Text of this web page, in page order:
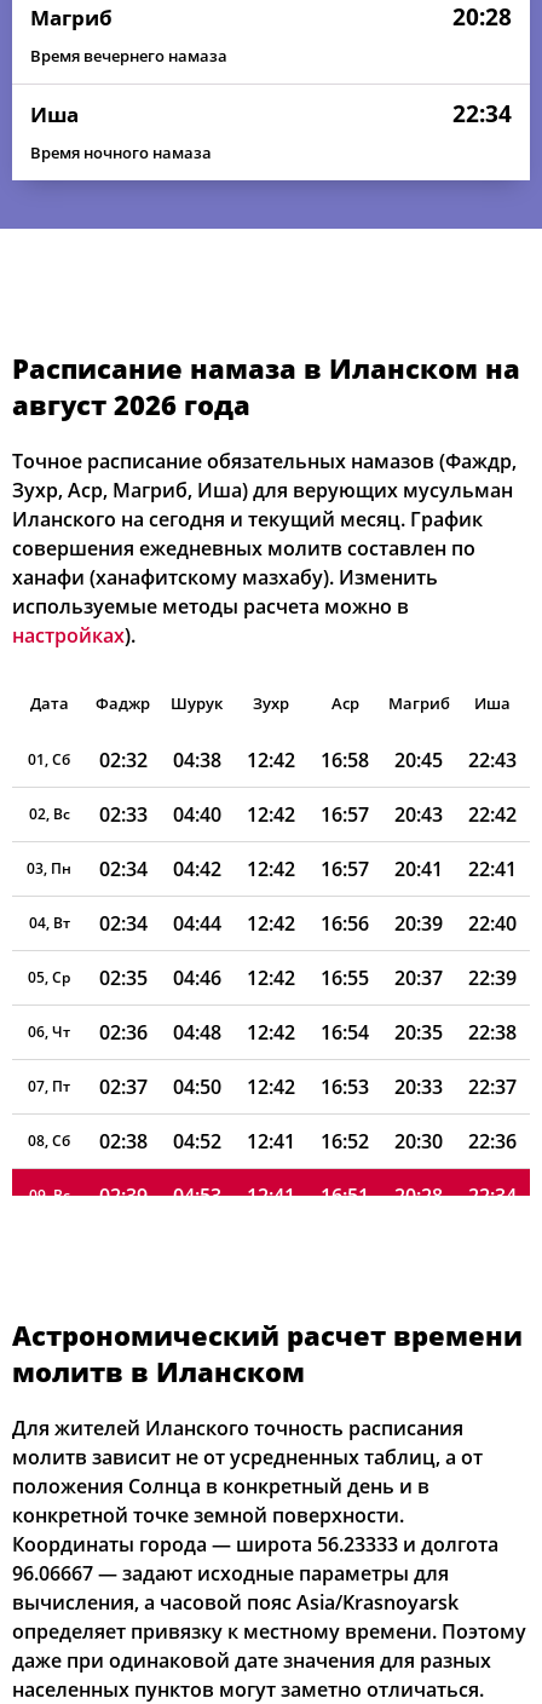
Магриб 20:28
Время вечернего намаза
Иша 22:34
Время ночного намаза
Расписание намаза в Иланском на
август 2026 года
Точное расписание обязательных намазов (Фаждр,
Зухр, Аср, Магриб, Иша) для верующих мусульман
Иланского на сегодня и текущий месяц. График
совершения ежедневных молитв составлен по
ханафи (ханафитскому мазхабу). Изменить
используемые методы расчета можно в
настройках).
Дата Фаджр Шурук Зухр Аср Магриб Иша
01, Сб 02:32 04:38 12:42 16:58 20:45 22:43
02, Вс 02:33 04:40 12:42 16:57 20:43 22:42
03, Пн 02:34 04:42 12:42 16:57 20:41 22:41
04, Вт 02:34 04:44 12:42 16:56 20:39 22:40
05, Ср 02:35 04:46 12:42 16:55 20:37 22:39
06, Чт 02:36 04:48 12:42 16:54 20:35 22:38
07, Пт 02:37 04:50 12:42 16:53 20:33 22:37
08, Сб 02:38 04:52 12:41 16:52 20:30 22:36
09, Вс 02:39 04:53 12:41 16:51 20:28 22:34
12, Ср 04:59 12:41 20:21
02:42
14, Пт 02:43 05:03 12:40 16:45 20:17 22:28
15, Сб 02:44 05:05 12:40 16:44 20:14
16, Вс 02:44 05:07 12:40 16:42 20:12
17, Пн 02:45 05:09 12:40 16:41 20:09 22:24
18, Вт 02:46 05:11 12:40 16:40 20:07 22:21
Астрономический расчет времени
молитв в Иланском
Для жителей Иланского точность расписания
молитв зависит не от усредненных таблиц, а от
положения Солнца в конкретный день и в
конкретной точке земной поверхности.
Координаты города — широта 56.23333 и долгота
96.06667 — задают исходные параметры для
вычисления, а часовой пояс Asia/Krasnoyarsk
определяет привязку к местному времени. Поэтому
даже при одинаковой дате значения для разных
населенных пунктов могут заметно отличаться.